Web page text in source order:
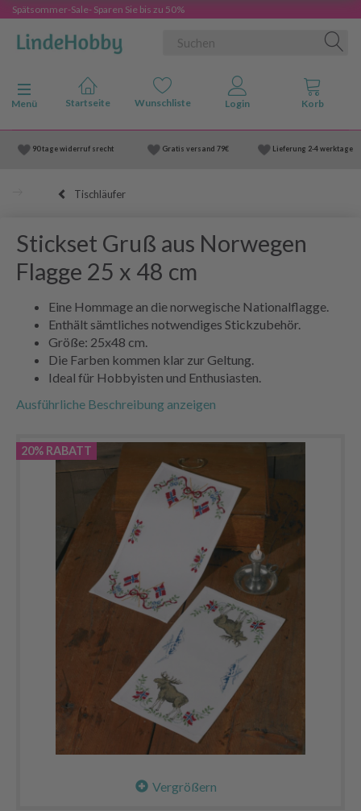
Spätsommer-Sale- Sparen Sie bis zu 50%
Anzeige ändern
Menü
90 tage widerruf srecht Gratis versand 79€ Lieferung 2-4 werktage
Tischläufer
Stickset Gruß aus Norwegen
Flagge 25 x 48 cm
Eine Hommage an die norwegische Nationalflagge.
Enthält sämtliches notwendiges Stickzubehör.
Größe: 25x48 cm.
Die Farben kommen klar zur Geltung.
Ideal für Hobbyisten und Enthusiasten.
Ausführliche Beschreibung anzeigen
20% RABATT
Vergrößern